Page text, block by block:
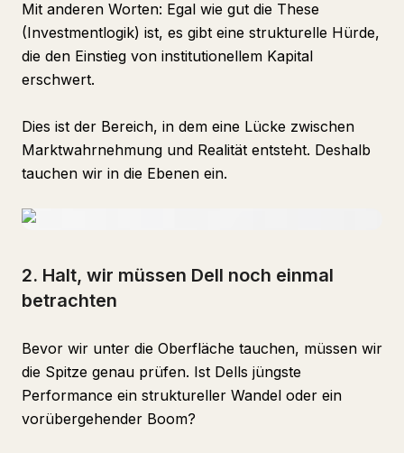
Mit anderen Worten: Egal wie gut die These
(Investmentlogik) ist, es gibt eine strukturelle Hürde,
die den Einstieg von institutionellem Kapital
erschwert.
Dies ist der Bereich, in dem eine Lücke zwischen
Marktwahrnehmung und Realität entsteht. Deshalb
tauchen wir in die Ebenen ein.
2. Halt, wir müssen Dell noch einmal
betrachten
Bevor wir unter die Oberfläche tauchen, müssen wir
die Spitze genau prüfen. Ist Dells jüngste
Performance ein struktureller Wandel oder ein
vorübergehender Boom?